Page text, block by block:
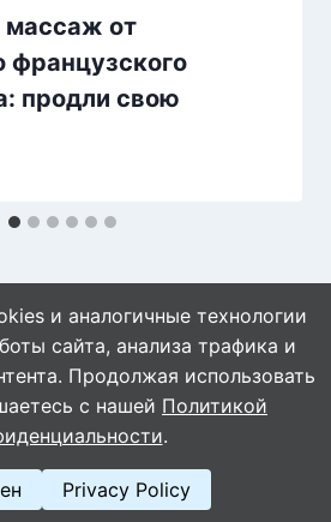
от
французского
продли свою
Naget.Ru
и аналогичные технологии
сайта, анализа трафика и
Продолжая использовать
с нашей Политикой
.
Privacy Policy